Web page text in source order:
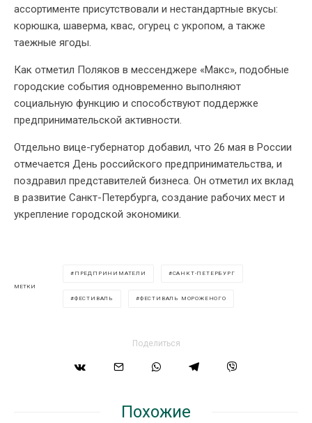
ассортименте присутствовали и нестандартные вкусы:
корюшка, шаверма, квас, огурец с укропом, а также
таежные ягоды.
Как отметил Поляков в мессенджере «Макс», подобные
городские события одновременно выполняют
социальную функцию и способствуют поддержке
предпринимательской активности.
Отдельно вице-губернатор добавил, что 26 мая в России
отмечается День российского предпринимательства, и
поздравил представителей бизнеса. Он отметил их вклад
в развитие Санкт-Петербурга, создание рабочих мест и
укрепление городской экономики.
МЕТКИ
ПРЕДПРИНИМАТЕЛИ САНКТ-ПЕТЕРБУРГ
ФЕСТИВАЛЬ ФЕСТИВАЛЬ МОРОЖЕНОГО
Поделиться
Похожие